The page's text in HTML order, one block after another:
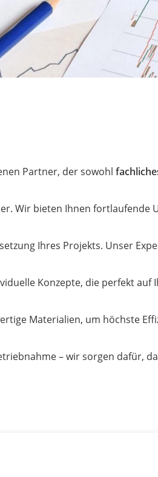
Partner, der sowohl
Wir bieten Ihnen fortlaufende
Ihres Projekts. Unser
Konzepte, die perfekt auf
Materialien, um höchste
– wir sorgen dafür,